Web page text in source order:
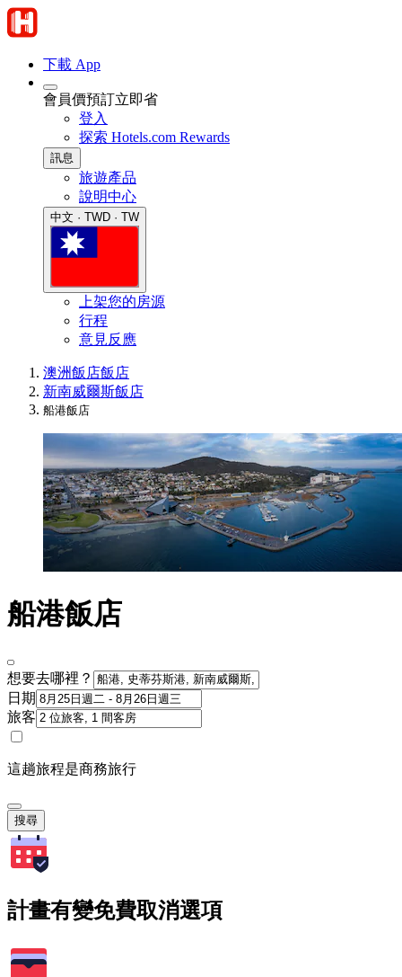
下載 App
會員價預訂立即省
登入
探索 Hotels.com Rewards
訊息
旅遊產品
說明中心
中文 · TWD · TW
上架您的房源
行程
意見反應
澳洲飯店飯店
新南威爾斯飯店
船港飯店
船港飯店
想要去哪裡？
日期
旅客
這趟旅程是商務旅行
搜尋
計畫有變免費取消選項